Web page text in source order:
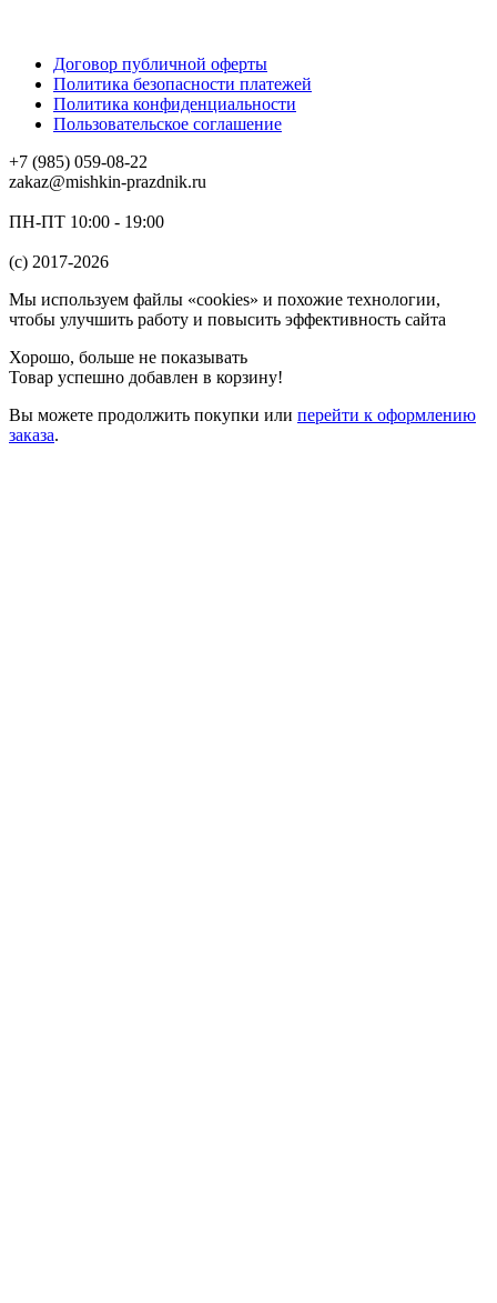
Договор публичной оферты
Политика безопасности платежей
Политика конфиденциальности
Пользовательское соглашение
+7 (985) 059-08-22
zakaz@mishkin-prazdnik.ru
ПН-ПТ 10:00 - 19:00
(c) 2017-2026
Мы используем файлы «cookies» и похожие технологии,
чтобы улучшить работу и повысить эффективность сайта
Хорошо, больше не показывать
Товар успешно добавлен в корзину!
Вы можете продолжить покупки или перейти к оформлению
заказа.